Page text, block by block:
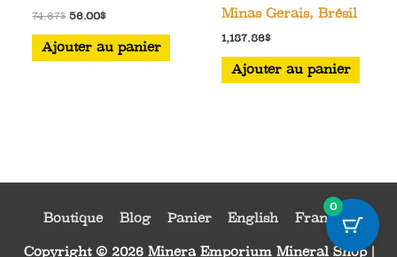
74.67$ Le
initial
56.00$Le
actuel
est :
Ajouter au panier
Minas Gerais, Brésil
1,187.86$
Ajouter au panier
Boutique Blog Panier English Français
Copyright © 2026 Minera Emporium Mineral Shop|
0